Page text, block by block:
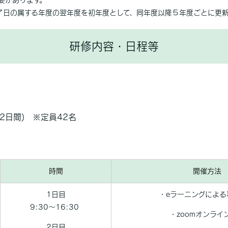
の属する年度の翌年度を初年度として、同年度以降５年度ごとに更
研修内容・日程等
日間) ※定員42名
時間 開催方法
1日目
9:30～16:30
・eラーニングによ
・zoomオンライ